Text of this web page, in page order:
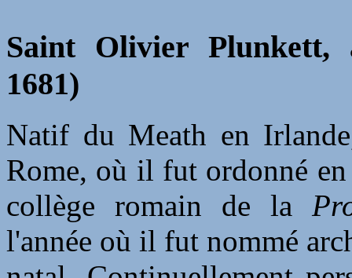
Saint Olivier Plunkett,
1681)
Natif du Meath en
Rome, où il fut ordonné
collège romain de la
l'année où il fut nommé